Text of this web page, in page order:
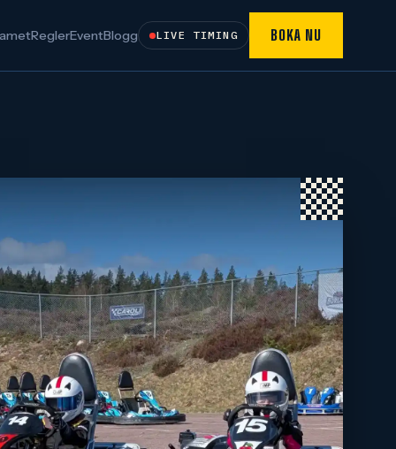
ReglerEventBlogg LIVE TIMING BOKA NU